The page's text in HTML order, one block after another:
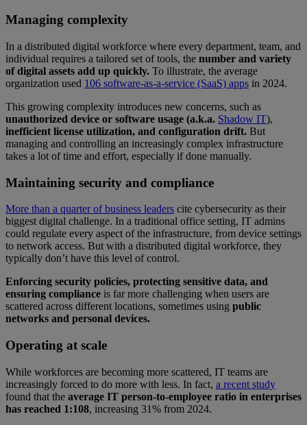
Managing complexity
In a distributed digital workforce where every department, team, and
individual requires a tailored set of tools, the number and variety
of digital assets add up quickly. To illustrate, the average
organization used 106 software-as-a-service (SaaS) apps in 2024.
This growing complexity introduces new concerns, such as
unauthorized device or software usage (a.k.a. Shadow IT),
inefficient license utilization, and configuration drift. But
managing and controlling an increasingly complex infrastructure
takes a lot of time and effort, especially if done manually.
Maintaining security and compliance
More than a quarter of business leaders cite cybersecurity as their
biggest digital challenge. In a traditional office setting, IT admins
could regulate every aspect of the infrastructure, from device settings
to network access. But with a distributed digital workforce, they
typically don’t have this level of control.
Enforcing security policies, protecting sensitive data, and
ensuring compliance is far more challenging when users are
scattered across different locations, sometimes using public
networks and personal devices.
Operating at scale
While workforces are becoming more scattered, IT teams are
increasingly forced to do more with less. In fact, a recent study
found that the average IT person-to-employee ratio in enterprises
has reached 1:108, increasing 31% from 2024.